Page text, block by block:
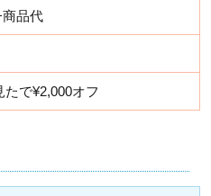
商品代
たで¥2,000オフ